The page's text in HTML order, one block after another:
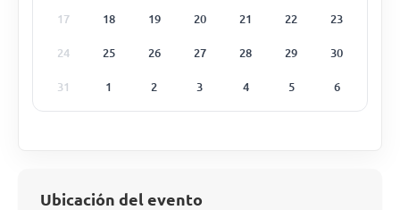
17 18 19 20 21 22 23
24 25 26 27 28 29 30
31 1 2 3 4 5 6
Ubicación del evento